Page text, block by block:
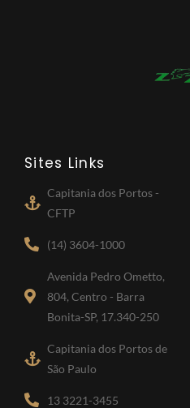
Sites Links
Capitania dos Portos -
CFTP
(14) 3604-1000
Avenida Pedro Ometto,
804, Centro - Barra
Bonita-SP, 17.340-250
Capitania dos Portos de
São Paulo
13 3221-3455